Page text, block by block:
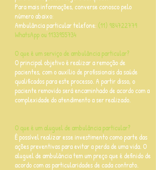
Para mais informações, converse conosco pelo
número abaixo:
Ambulância particular telefone: (11) 984722779
WhatsApp ou 1133955734
O que é um serviço de ambulância particular?
O principal objetivo é realizar a remoção de
pacientes, com o auxílio de profissionais da saúde
qualificados para este processo. A partir disso, o
paciente removido será encaminhado de acordo com a
complexidade do atendimento a ser realizado.
O que é um aluguel de ambulância particular?
É possível realizar esse investimento como parte das
ações preventivas para evitar a perda de uma vida. O
aluguel de ambulância tem um preço que é definido de
acordo com as particularidades de cada contrato.